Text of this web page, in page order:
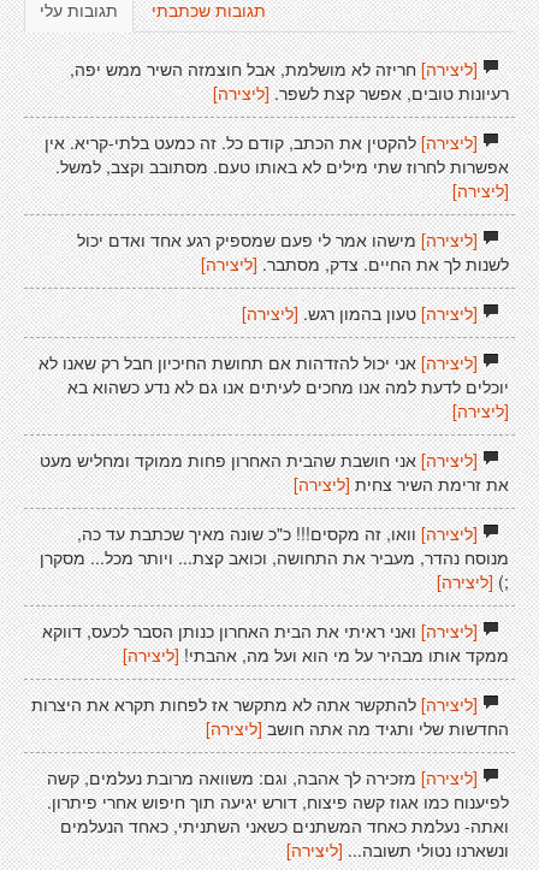
תגובות עלי תגובות שכתבתי
[ליצירה]חריזה לא מושלמת, אבל חוצמזה השיר ממש יפה,
רעיונות טובים, אפשר קצת לשפר. [ליצירה]
[ליצירה]להקטין את הכתב, קודם כל. זה כמעט בלתי-קריא. אין
אפשרות לחרוז שתי מילים לא באותו טעם. מסתובב וקצב, למשל.
[ליצירה]
[ליצירה]מישהו אמר לי פעם שמספיק רגע אחד ואדם יכול
לשנות לך את החיים. צדק, מסתבר. [ליצירה]
[ליצירה]טעון בהמון רגש. [ליצירה]
[ליצירה]אני יכול להזדהות אם תחושת החיכיון חבל רק שאנו לא
יוכלים לדעת למה אנו מחכים לעיתים אנו גם לא נדע כשהוא בא
[ליצירה]
[ליצירה]אני חושבת שהבית האחרון פחות ממוקד ומחליש מעט
את זרימת השיר צחית[ליצירה]
[ליצירה]וואו, זה מקסים!!! כ"כ שונה מאיך שכתבת עד כה,
מנוסח נהדר, מעביר את התחושה, וכואב קצת... ויותר מכל... מסקרן
;) [ליצירה]
[ליצירה]ואני ראיתי את הבית האחרון כנותן הסבר לכעס, דווקא
ממקד אותו מבהיר על מי הוא ועל מה, אהבתי! [ליצירה]
[ליצירה]להתקשר אתה לא מתקשר אז לפחות תקרא את היצרות
החדשות שלי ותגיד מה אתה חושב [ליצירה]
[ליצירה]מזכירה לך אהבה, וגם: משוואה מרובת נעלמים, קשה
לפיענוח כמו אגוז קשה פיצוח, דורש יגיעה תוך חיפוש אחרי פיתרון.
ואתה- נעלמת כאחד המשתנים כשאני השתניתי, כאחד הנעלמים
ונשארנו נטולי תשובה...[ליצירה]